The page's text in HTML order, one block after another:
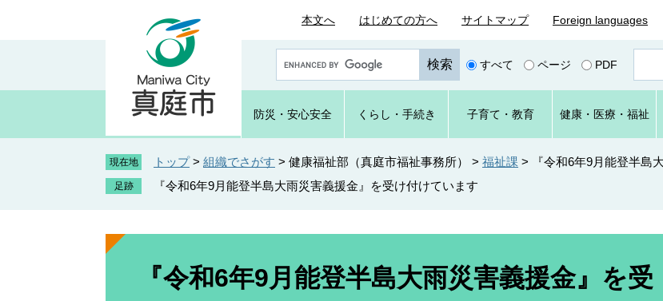
本文へ はじめての方へ サイトマップ Foreign languages
o
e
カ
タ
すべて ページ PDF
ジ
番
号
を
入
防災・ 安心安全 くらし ・手続き 子育て ・教育 健康・ 医療・ 福祉
現在地 トップ > 組織でさがす > 健康福祉部（真庭市福祉事務所） > 福祉課 >
『令和6年9月能登半島
『令和6年9月能登半島大雨災害義援金』を受け付けています
本
『令和6年9月能登半島大雨災害義援金』を受